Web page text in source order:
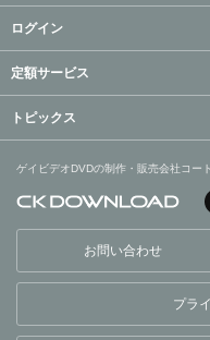
ログイン
定額サービス
トピックス
ゲイビデオDVDの制作・販売会社コー
ョンが運営する公式動画配
信サイト
お問い合わせ
プラ